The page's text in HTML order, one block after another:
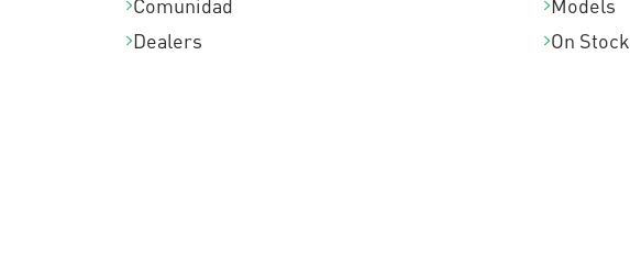
Comunidad
Dealers
Models
On Stock